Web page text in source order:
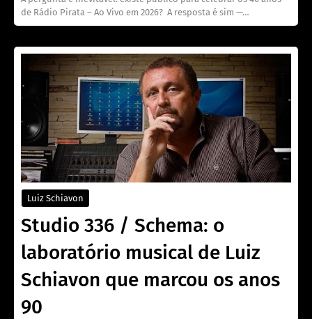
de Rádio Pirata – Ao Vivo em 2026? A resposta é sim —…
Luiz Schiavon
Studio 336 / Schema: o
laboratório musical de Luiz
Schiavon que marcou os anos
90